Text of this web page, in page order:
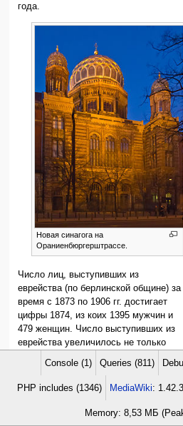
года.
Новая синагога на
Ораниенбюргерштрассе.
Число лиц, выступивших из
еврейства (по берлинской общине) за
время с 1873 по 1906 гг. достигает
цифры 1874, из коих 1395 мужчин и
479 женщин. Число выступивших из
еврейства увеличилось не только
ростом берлинского еврейства.
[3]
отчету правления еврейской
от 1 апреля 1904г. по 31 марта 1907 г.
выступило из еврейства на
Console (1) Queries (811)
PHP includes (1346) MediaWiki: 1.42.3
Memory: 8,53 МБ